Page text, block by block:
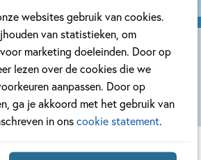
websites gebruik van cookies.
van statistieken, om
marketing doeleinden. Door op
lezen over de cookies die we
aanpassen. Door op
ga je akkoord met het gebruik van
in onscookie statement
Tokyo
Mijn oom eet
stiekem smeerolie
Yorick
Goldewijk,
Jeska
18,99